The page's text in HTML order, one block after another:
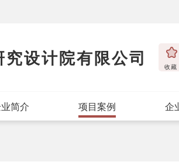
究设计院有限公司 收藏
简介 项目案例 企